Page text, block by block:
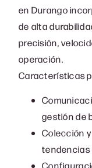
en Durango
de alta
precisión,
operación.
Características
gestión de
Colección
tendencias